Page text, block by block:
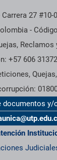
Carrera 27
-
Reclamos
+57 606
documentos